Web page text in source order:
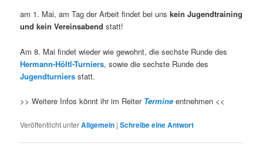
am 1. Mai, am Tag der Arbeit findet bei unskein Jugendtraining
und kein Vereinsabendstatt!
Am 8. Mai findet wieder wie gewohnt, die sechste Runde des
Hermann-Höltl-Turniers, sowie die sechste Runde des
Jugendturniers statt.
>> Weitere Infos könnt ihr im Reiter Termineentnehmen <<
Veröffentlicht unterAllgemein |Schreibe eine Antwort